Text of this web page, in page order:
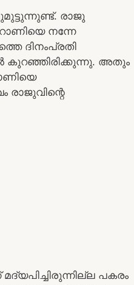
രാജു
നന്നേ
ദിനംപ്രതി
കുറഞ്ഞിരിക്കുന്നു. അതും
രാജുവിന്റെ
പകരം